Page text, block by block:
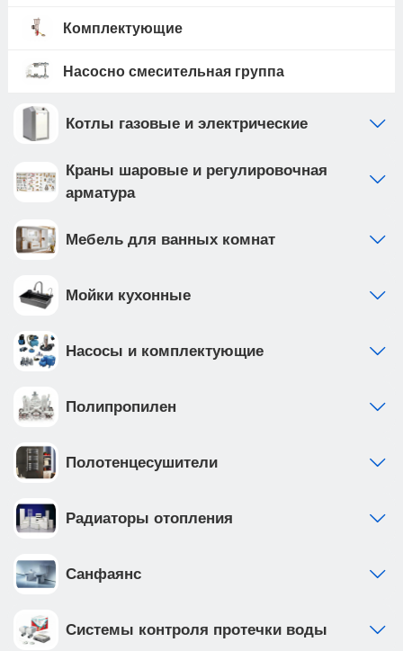
Комплектующие
Насосно смесительная группа
Котлы газовые и электрические
Краны шаровые и регулировочная
арматура
Мебель для ванных комнат
Мойки кухонные
Насосы и комплектующие
Полипропилен
Полотенцесушители
Радиаторы отопления
Санфаянс
Системы контроля протечки воды